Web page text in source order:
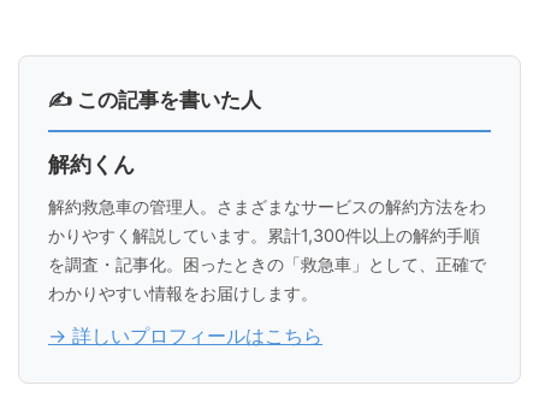
✍ この記事を書いた人
解約くん
解約救急車の管理人。さまざまなサービスの解約方法をわ
かりやすく解説しています。累計1,300件以上の解約手順
を調査・記事化。困ったときの「救急車」として、正確で
わかりやすい情報をお届けします。
→ 詳しいプロフィールはこちら